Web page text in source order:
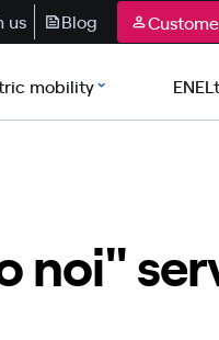
us Blog
mobility
noi"